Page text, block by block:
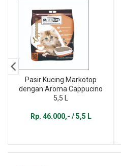
Pasir Kucing Markotop
dengan Aroma Cappucino
5,5 L
Rp. 46.000,- / 5,5 L